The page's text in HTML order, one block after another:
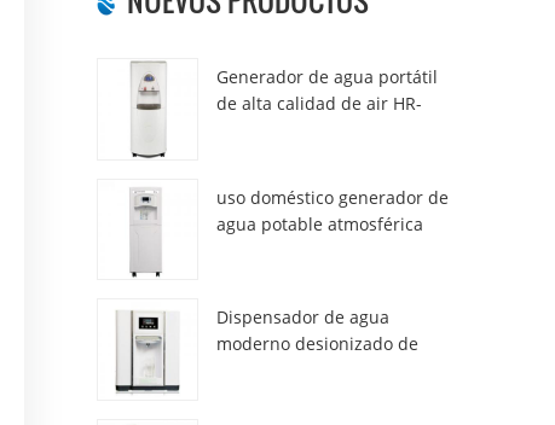
Generador de agua portátil
de alta calidad de air HR-
uso doméstico generador de
agua potable atmosférica
Dispensador de agua
moderno desionizado de